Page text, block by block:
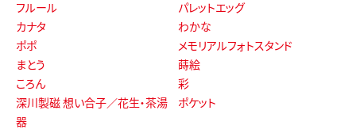
フルール
パレットエッグ
カナタ
わかな
ポポ
メモリアルフォトスタンド
まとう
蒔絵
ころん
彩
深川製磁 想い合子／花生・茶湯
器
ポケット